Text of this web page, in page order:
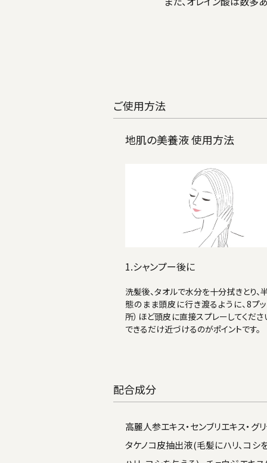
ご使用方法
地肌の美養液 使用方法
1.シャンプー後に
洗髪後、タオルで水分を十分拭きとり、
態のまま頭皮に行き渡るように、8プ
所）ほど頭皮に直接スプレーしてくださ
できるだけ近づけるのがポイントです。
配合成分
高麗人参エキス・センブリエキス・グ
タケノコ皮抽出液(毛髪にハリ、コシ